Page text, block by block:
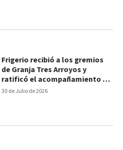
30 de Julio de 2026
Frigerio recibió a los gremios
de Granja Tres Arroyos y
ratificó el acompañamiento a
los trabajadores